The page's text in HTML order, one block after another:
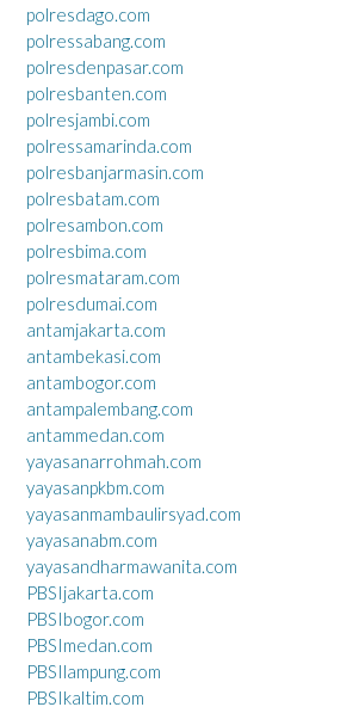
polresdago.com
polressabang.com
polresdenpasar.com
polresbanten.com
polresjambi.com
polressamarinda.com
polresbanjarmasin.com
polresbatam.com
polresambon.com
polresbima.com
polresmataram.com
polresdumai.com
antamjakarta.com
antambekasi.com
antambogor.com
antampalembang.com
antammedan.com
yayasanarrohmah.com
yayasanpkbm.com
yayasanmambaulirsyad.com
yayasanabm.com
yayasandharmawanita.com
PBSIjakarta.com
PBSIbogor.com
PBSImedan.com
PBSIlampung.com
PBSIkaltim.com